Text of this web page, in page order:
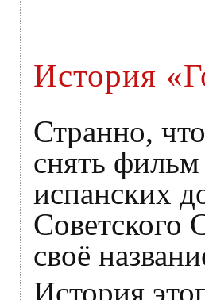
История
Странно,
снять
испанских
Советского
своё
История